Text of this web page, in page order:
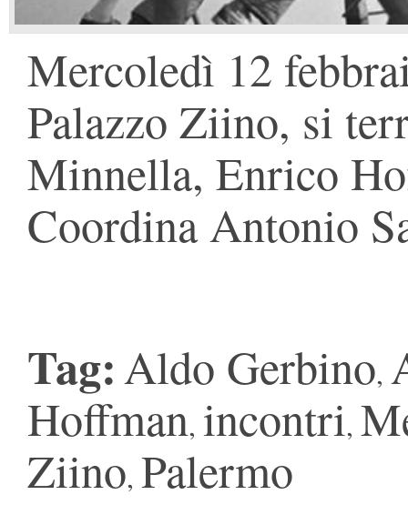
Mercoledì 12
Palazzo Ziino, si
Minnella, Enrico
Coordina Antonio
Tag:Aldo Gerbino,
Hoffman, incontri,
Ziino, Palermo